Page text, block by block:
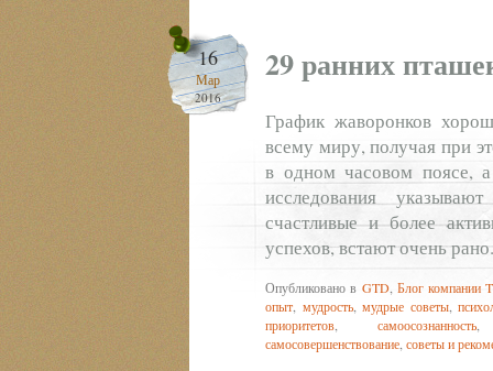
16
Мар
2016
29 ранних
График жаворонков
всему миру, получая при
в одном часовом поясе,
исследования
счастливые и более
успехов, встают очень
Опубликовано в GTD, Блог компании
опыт мудрость, мудрые советы,
приоритетов ,самоосознанность
самосовершенствование советы и